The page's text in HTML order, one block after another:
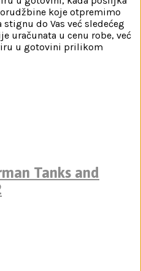
koje otpremimo
do Vas već sledećeg
uračunata u cenu robe, već
u gotovini prilikom
Tanks and